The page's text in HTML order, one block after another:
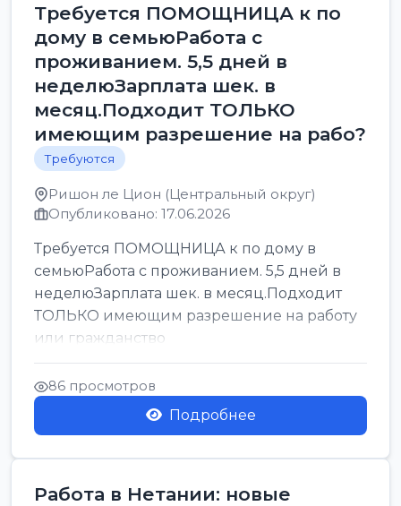
Требуется ПОМОЩНИЦА к по
дому в семьюРабота с
проживанием. 5,5 дней в
неделюЗарплата шек. в
месяц.Подходит ТОЛЬКО
имеющим разрешение на рабо?
Требуются
Ришон ле Цион (Центральный округ)
Опубликовано: 17.06.2026
Требуется ПОМОЩНИЦА к по дому в
семьюРабота с проживанием. 5,5 дней в
неделюЗарплата шек. в месяц.Подходит
ТОЛЬКО имеющим разрешение на работу
или гражданство
86 просмотров
Подробнее
Работа в Нетании: новые